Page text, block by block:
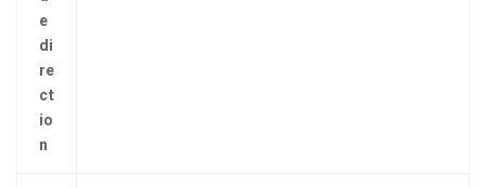
e
di
re
ct
io
n